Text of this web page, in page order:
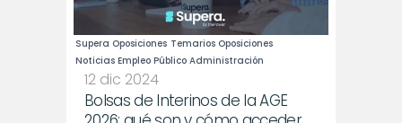
Supera Oposiciones Temarios Oposiciones
Noticias Empleo Público Administración
12 dic 2024
Bolsas de Interinos de la AGE